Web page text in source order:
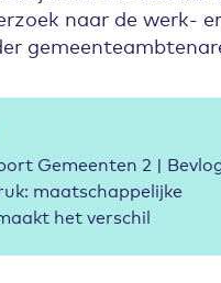
naar de werk-
Gemeenten 2 |
maatschappelijke
het verschil